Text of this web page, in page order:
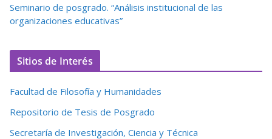
Seminario de posgrado. “Análisis institucional de las
organizaciones educativas”
Sitios de Interés
Facultad de Filosofía y Humanidades
Repositorio de Tesis de Posgrado
Secretaría de Investigación, Ciencia y Técnica